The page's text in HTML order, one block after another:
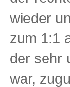
wieder
zum 1:1
der sehr
war,